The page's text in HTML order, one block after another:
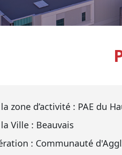
zone d’activité : PAE du
Ville : Beauvais
: Communauté